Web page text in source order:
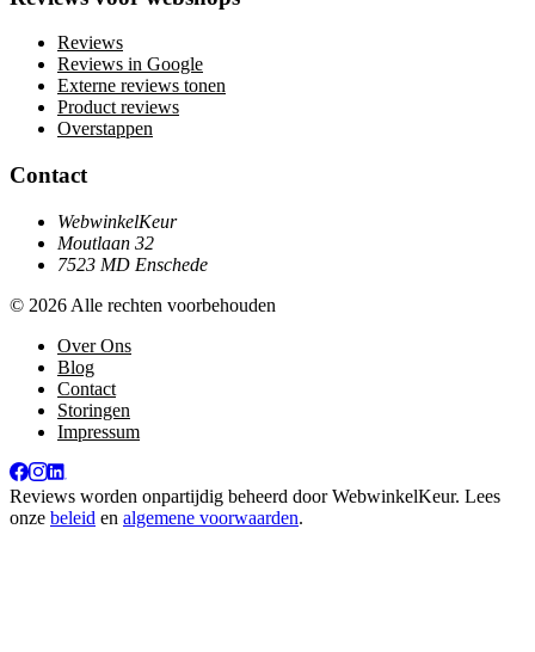
Reviews
Reviews in Google
Externe reviews tonen
Product reviews
Overstappen
Contact
WebwinkelKeur
Moutlaan 32
7523 MD Enschede
© 2026 Alle rechten voorbehouden
Over Ons
Blog
Contact
Storingen
Impressum
Reviews worden onpartijdig beheerd doorWebwinkelKeur. Lees
onze beleid en algemene voorwaarden.